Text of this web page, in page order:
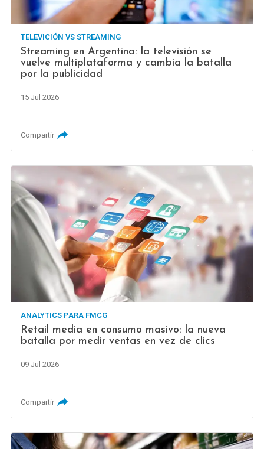
TELEVICIÓN VS STREAMING
Streaming en Argentina: la televisión se
vuelve multiplataforma y cambia la batalla
por la publicidad
15 Jul 2026
Compartir
ANALYTICS PARA FMCG
Retail media en consumo masivo: la nueva
batalla por medir ventas en vez de clics
09 Jul 2026
Compartir